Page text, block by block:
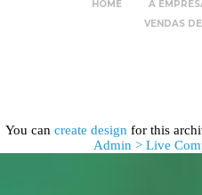
HOME A
VENDAS DE
You can create design for this
Admin > Live